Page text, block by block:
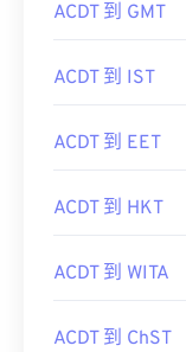
ACDT 到 GMT
ACDT 到 IST
ACDT 到 EET
ACDT 到 HKT
ACDT 到 WITA
ACDT 到 ChST